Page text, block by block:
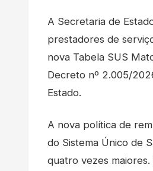
A Secretaria de
prestadores de
nova Tabela SUS
Decreto nº 2.005/
Estado.
A nova política de
do Sistema Único de
quatro vezes